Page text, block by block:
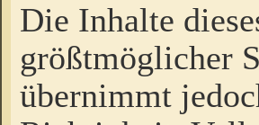
Die Inhalte
größtmöglicher
übernimmt